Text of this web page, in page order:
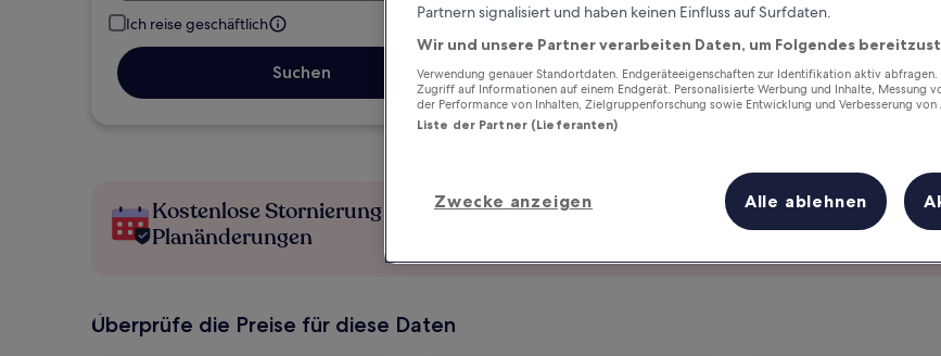
Ich reise geschäftlich
Suchen
Kostenlose Stornierung bei
Planänderungen
Verdiene Prämien für jede
wahrgenommene Übernachtung
Überprüfe die Preise für diese Daten
Partnern signalisiert und haben keinen Einfluss auf Surfdaten.
Wir und unsere Partner verarbeiten Daten, um Folgendes
Verwendung genauer Standortdaten. Endgeräteeigenschaften zur Identifikation aktiv
Zugriff auf Informationen auf einem Endgerät. Personalisierte Werbung und Inhalte, Messung
der Performance von Inhalten, Zielgruppenforschung sowie Entwicklung und Verbesserung von
Liste der Partner (Lieferanten)
Zwecke anzeigen Alle ablehnen